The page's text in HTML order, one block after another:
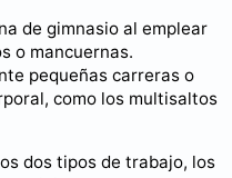
de gimnasio al emplear
o mancuernas.
pequeñas carreras o
como los multisaltos
dos tipos de trabajo, los